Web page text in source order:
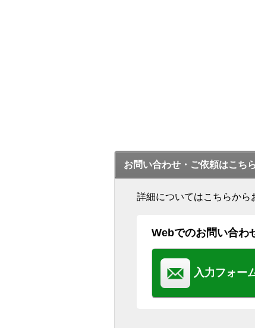
お問い合わせ・ご依頼はこちら
詳細についてはこちらから
Webでのお問い合わ
入力フォー